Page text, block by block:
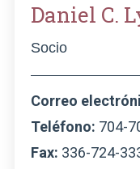
Daniel C.
Socio
Correo
Teléfono: 704-
Fax: 336-724-